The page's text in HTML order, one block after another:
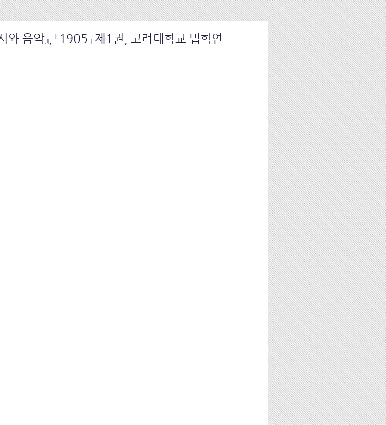
음악』, 「1905」 제1권, 고려대학교 법학연